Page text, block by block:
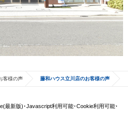
客様の声 藤和ハウス立川店のお客様の声
最新版)･Javascript利用可能･Cookie利用可能･